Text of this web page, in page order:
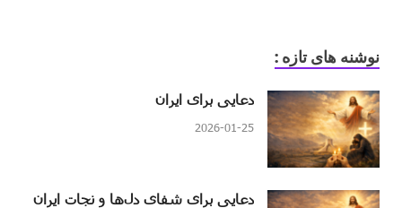
نوشنه های تازه :
دعایی برای ایران
2026-01-25
دعایی برای شفای دل‌ها و نجات ایران